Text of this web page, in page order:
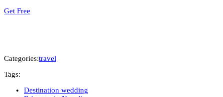
Get Free
Categories:travel
Tags:
Destination wedding